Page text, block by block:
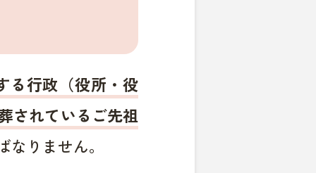
る行政（役所・役
されているご先祖
りません。